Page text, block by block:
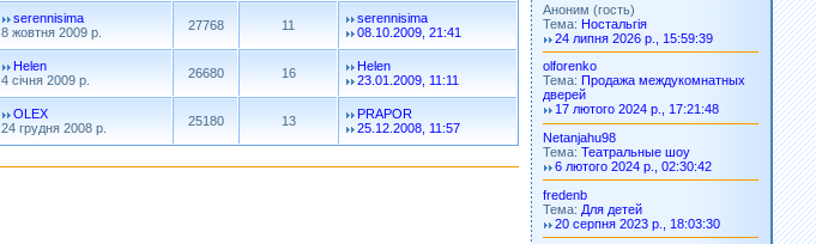
serennisima
8 жовтня 2009 р.
27768 11
serennisima
08.10.2009, 21:41
Helen
4 січня 2009 р.
26680 16
Helen
23.01.2009, 11:11
OLEX
24 грудня 2008 р.
25180 13
PRAPOR
25.12.2008, 11:57
Аноним (гость)
Тема: Ностальгія
24 липня 2026 р., 15:59:39
olforenko
Тема: Продажа междукомнатных
дверей
17 лютого 2024 р., 17:21:48
Netanjahu98
Тема: Театральные шоу
6 лютого 2024 р., 02:30:42
fredenb
Тема: Для детей
20 серпня 2023 р., 18:03:30